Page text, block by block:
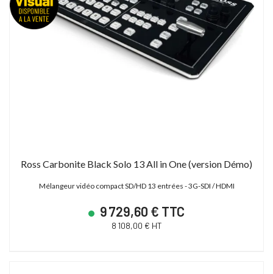
Ross Carbonite Black Solo 13 All in One (version Démo)
Mélangeur vidéo compact SD/HD 13 entrées - 3G-SDI / HDMI
9 729,60 € TTC
8 108,00 € HT